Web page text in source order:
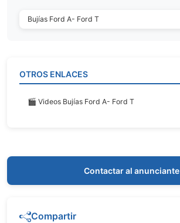
Bujías Ford A- Ford T
OTROS ENLACES
🎬 Videos Bujías Ford A- Ford T
Contactar al anunciante
Compartir